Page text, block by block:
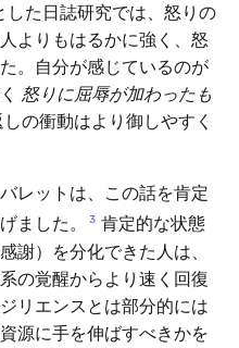
した日誌研究では、怒りの
よりもはるかに強く、怒
。自分が感じているのが
怒りに屈辱が加わったも
の衝動はより御しやすく
レットは、この話を肯定
ました。
3 肯定的な状態
謝）を分化できた人は、
の覚醒からより速く回復
リエンスとは部分的には
源に手を伸ばすべきかを